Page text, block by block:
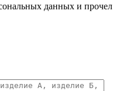
данных и прочел